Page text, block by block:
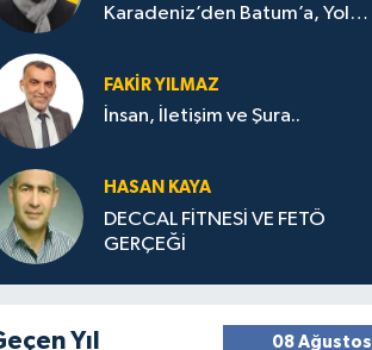
Karadeniz’den Batum’a, Yolun
FAKIR YILMAZ
İnsan, İletişim ve Şura..
HASAN KAYA
DECCAL FİTNESİ VE FETÖ
GERÇEĞİ
Yıl
08 Ağustos